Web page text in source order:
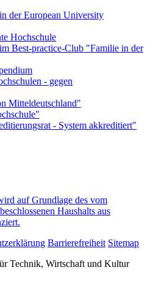
auf Grundlage des vom
Haushalts aus
Barrierefreiheit Sitemap
Technik, Wirtschaft und Kultur